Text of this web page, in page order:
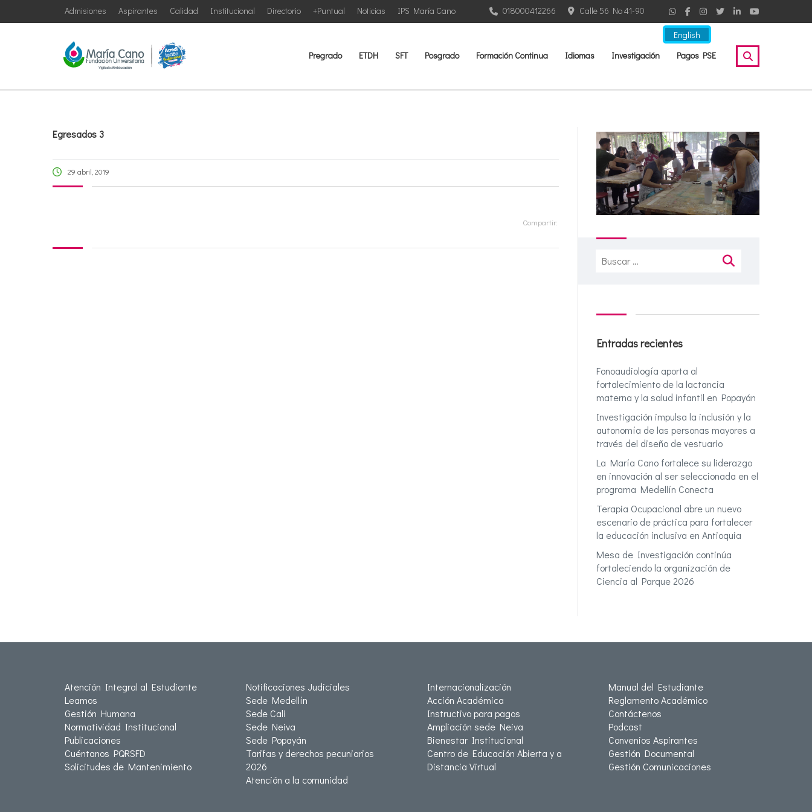
English
IPS María Cano
Noticias
+Puntual
Directorio
Institucional
Calidad
Aspirantes
Admisiones Calle 56 No 41-90
018000412266
Pregrado ETDH SFT Posgrado Formación Continua Idiomas Investigación Pagos PSE
Egresados 3
29 abril, 2019
Compartir:
Buscar:
Entradas recientes
Fonoaudiología aporta al
fortalecimiento de la lactancia
materna y la salud infantil en Popayán
Investigación impulsa la inclusión y la
autonomía de las personas mayores a
través del diseño de vestuario
La María Cano fortalece su liderazgo
en innovación al ser seleccionada en el
programa Medellín Conecta
Terapia Ocupacional abre un nuevo
escenario de práctica para fortalecer
la educación inclusiva en Antioquia
Mesa de Investigación continúa
fortaleciendo la organización de
Ciencia al Parque 2026
Atención Integral al Estudiante
Leamos
Gestión Humana
Normatividad Institucional
Publicaciones
Cuéntanos PQRSFD
Solicitudes de Mantenimiento
Notificaciones Judiciales
Sede Medellín
Sede Cali
Sede Neiva
Sede Popayán
Tarifas y derechos pecuniarios
2026
Atención a la comunidad
Internacionalización
Acción Académica
Instructivo para pagos
Ampliación sede Neiva
Bienestar Institucional
Centro de Educación Abierta y a
Distancia Virtual
Manual del Estudiante
Reglamento Académico
Contáctenos
Podcast
Convenios Aspirantes
Gestión Documental
Gestión Comunicaciones